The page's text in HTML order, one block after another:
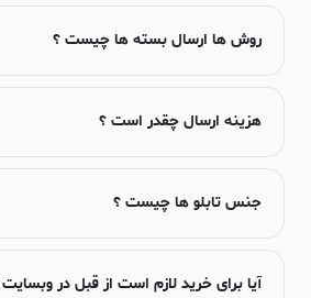
روش ها ارسال بسته ها چیست ؟
هزینه ارسال چقدر است ؟
جنس تابلو ها چیست ؟
آیا برای خرید لازم است از قبل در